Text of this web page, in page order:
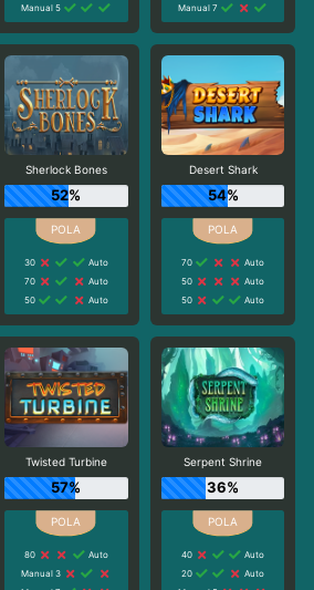
Manual 5
Manual 7
Sherlock Bones
52%
30
Auto
70
Auto
50
Auto
Desert Shark
54%
70
Auto
50
Auto
50
Auto
Twisted Turbine
57%
80
Auto
Manual 3
Serpent Shrine
36%
40
Auto
20
Auto